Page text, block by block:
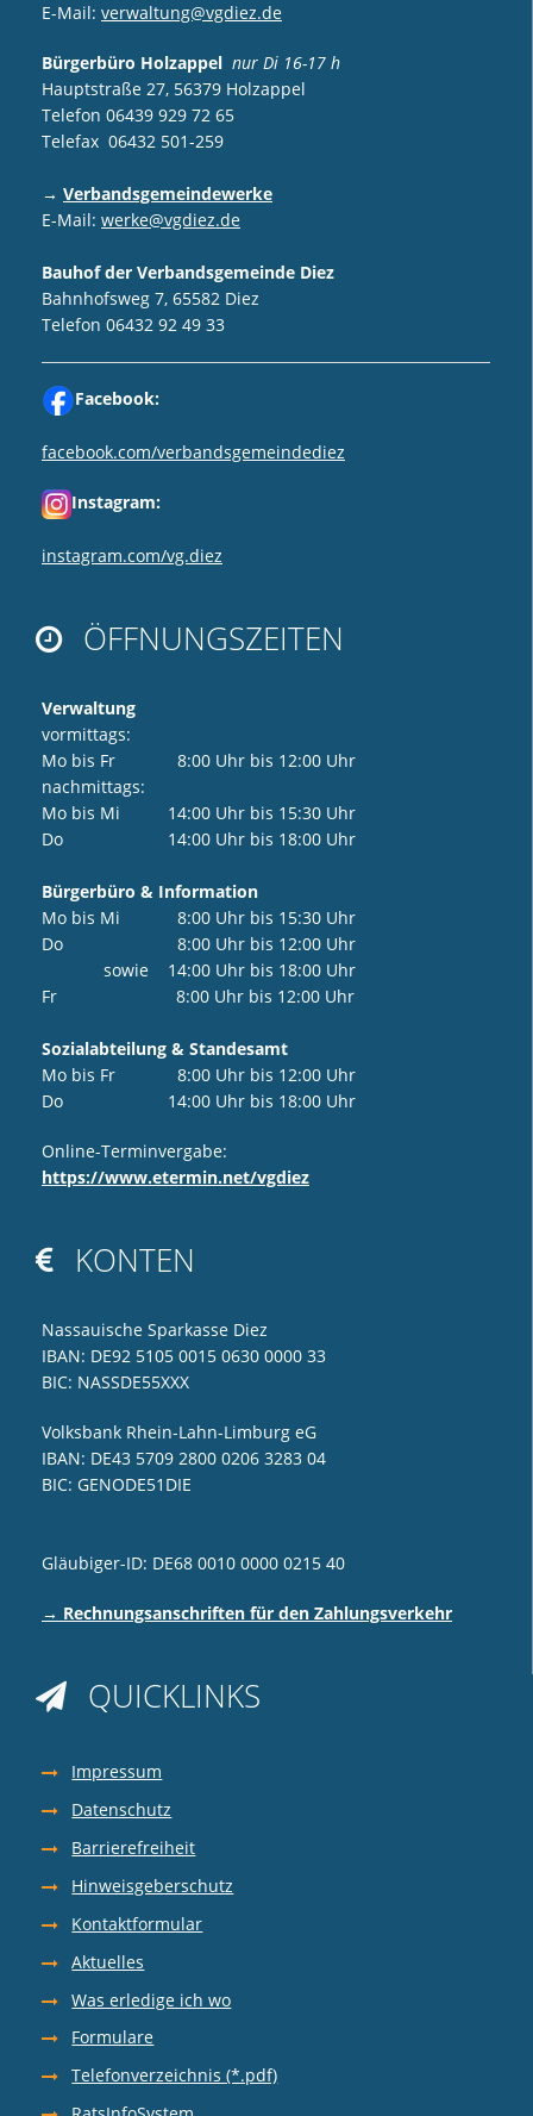
E-Mail: verwaltung@vgdiez.de
Bürgerbüro Holzappel nur Di 16-17 h
Hauptstraße 27, 56379 Holzappel
Telefon 06439 929 72 65
Telefax 06432 501-259
→ Verbandsgemeindewerke
E-Mail: werke@vgdiez.de
Bauhof der Verbandsgemeinde Diez
Bahnhofsweg 7, 65582 Diez
Telefon 06432 92 49 33
Facebook:
facebook.com/verbandsgemeindediez
Instagram:
instagram.com/vg.diez
 ÖFFNUNGSZEITEN
Verwaltung
vormittags:
Mo bis Fr 8:00 Uhr bis 12:00 Uhr
nachmittags:
Mo bis Mi 14:00 Uhr bis 15:30 Uhr
Do 14:00 Uhr bis 18:00 Uhr
Bürgerbüro & Information
Mo bis Mi 8:00 Uhr bis 15:30 Uhr
Do 8:00 Uhr bis 12:00 Uhr
sowie 14:00 Uhr bis 18:00 Uhr
Fr 8:00 Uhr bis 12:00 Uhr
Sozialabteilung & Standesamt
Mo bis Fr 8:00 Uhr bis 12:00 Uhr
Do 14:00 Uhr bis 18:00 Uhr
Online-Terminvergabe:
https://www.etermin.net/vgdiez
 KONTEN
Nassauische Sparkasse Diez
IBAN: DE92 5105 0015 0630 0000 33
BIC: NASSDE55XXX
Volksbank Rhein-Lahn-Limburg eG
IBAN: DE43 5709 2800 0206 3283 04
BIC: GENODE51DIE
Gläubiger-ID: DE68 0010 0000 0215 40
→ Rechnungsanschriften für den Zahlungsverkehr
 QUICKLINKS
Impressum
Datenschutz
Barrierefreiheit
Hinweisgeberschutz
Kontaktformular
Aktuelles
Was erledige ich wo
Formulare
Telefonverzeichnis (*.pdf)